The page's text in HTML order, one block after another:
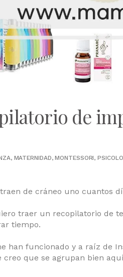
de
, MATERNIDAD,MONTESSORI,
de cráneo uno cuantos
traer un recopilatorio de
tiempo.
han funcionado y a raíz de
creo que se agrupan bien